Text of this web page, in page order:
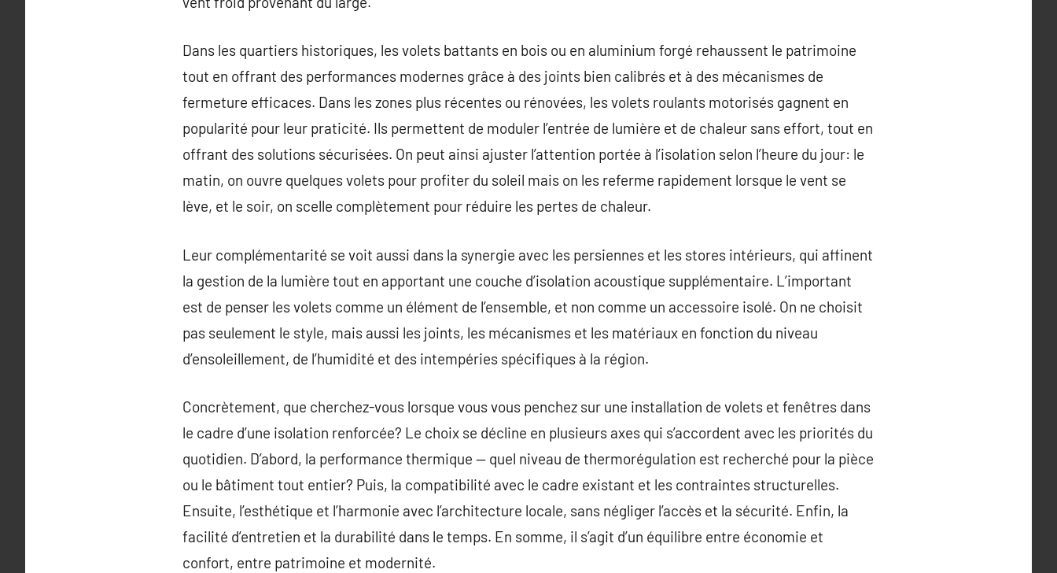
Dans les quartiers historiques, les volets battants en bois ou en aluminium forgé rehaussent le patrimoine
tout en offrant des performances modernes grâce à des joints bien calibrés et à des mécanismes de
fermeture efficaces. Dans les zones plus récentes ou rénovées, les volets roulants motorisés gagnent en
popularité pour leur praticité. Ils permettent de moduler l’entrée de lumière et de chaleur sans effort, tout en
offrant des solutions sécurisées. On peut ainsi ajuster l’attention portée à l’isolation selon l’heure du jour: le
matin, on ouvre quelques volets pour profiter du soleil mais on les referme rapidement lorsque le vent se
lève, et le soir, on scelle complètement pour réduire les pertes de chaleur.
Leur complémentarité se voit aussi dans la synergie avec les persiennes et les stores intérieurs, qui affinent
la gestion de la lumière tout en apportant une couche d’isolation acoustique supplémentaire. L’important
est de penser les volets comme un élément de l’ensemble, et non comme un accessoire isolé. On ne choisit
pas seulement le style, mais aussi les joints, les mécanismes et les matériaux en fonction du niveau
d’ensoleillement, de l’humidité et des intempéries spécifiques à la région.
Concrètement, que cherchez-vous lorsque vous vous penchez sur une installation de volets et fenêtres dans
le cadre d’une isolation renforcée? Le choix se décline en plusieurs axes qui s’accordent avec les priorités du
quotidien. D’abord, la performance thermique — quel niveau de thermorégulation est recherché pour la pièce
ou le bâtiment tout entier? Puis, la compatibilité avec le cadre existant et les contraintes structurelles.
Ensuite, l’esthétique et l’harmonie avec l’architecture locale, sans négliger l’accès et la sécurité. Enfin, la
facilité d’entretien et la durabilité dans le temps. En somme, il s’agit d’un équilibre entre économie et
confort, entre patrimoine et modernité.